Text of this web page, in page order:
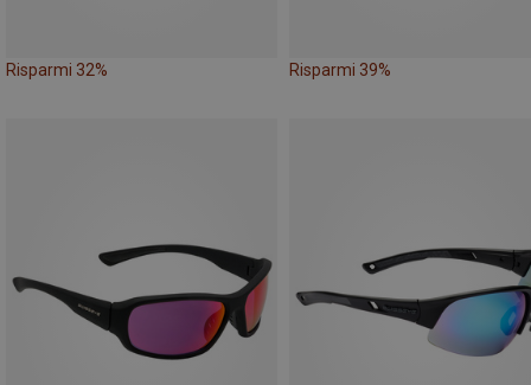
Risparmi 32% Risparmi 39%